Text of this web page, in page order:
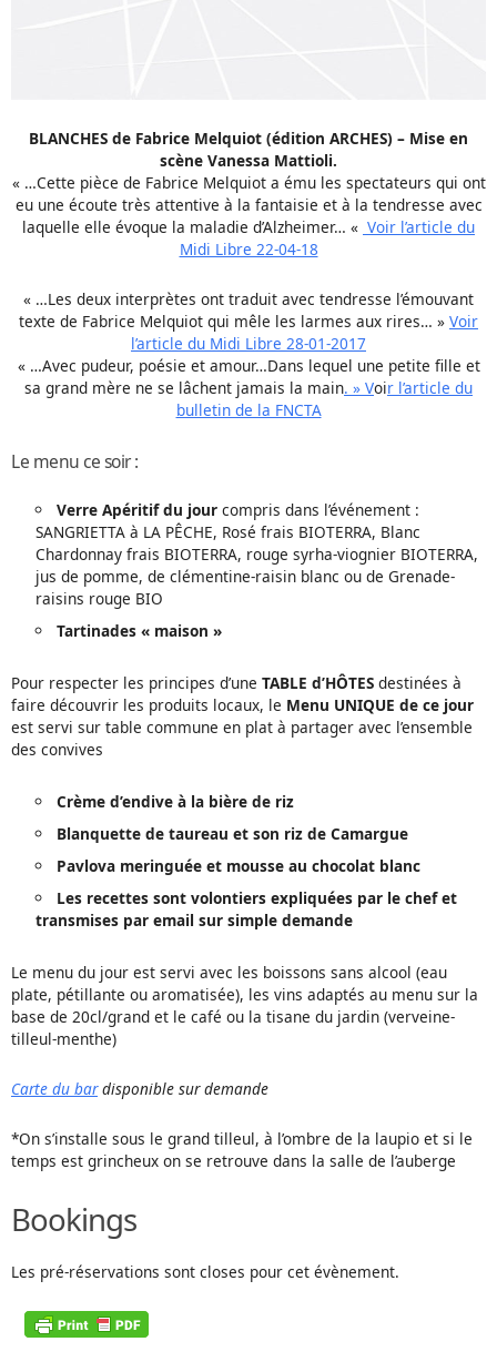
BLANCHES de Fabrice Melquiot (édition ARCHES) – Mise en
scène Vanessa Mattioli.
« …Cette pièce de Fabrice Melquiot a ému les spectateurs qui ont
eu une écoute très attentive à la fantaisie et à la tendresse avec
laquelle elle évoque la maladie d’Alzheimer… « Voir l’article du
Midi Libre 22-04-18
« …Les deux interprètes ont traduit avec tendresse l’émouvant
texte de Fabrice Melquiot qui mêle les larmes aux rires… » Voir
l’article du Midi Libre 28-01-2017
« …Avec pudeur, poésie et amour…Dans lequel une petite fille et
sa grand mère ne se lâchent jamais la main. » Voir l’article du
bulletin de la FNCTA
Le menu ce soir :
Verre Apéritif du jour compris dans l’événement :
SANGRIETTA à LA PÊCHE, Rosé frais BIOTERRA, Blanc
Chardonnay frais BIOTERRA, rouge syrha-viognier BIOTERRA,
jus de pomme, de clémentine-raisin blanc ou de Grenade-
raisins rouge BIO
Tartinades « maison »
Pour respecter les principes d’une TABLE d’HÔTES destinées à
faire découvrir les produits locaux, le Menu UNIQUE de ce jour
est servi sur table commune en plat à partager avec l’ensemble
des convives
Crème d’endive à la bière de riz
Blanquette de taureau et son riz de Camargue
Pavlova meringuée et mousse au chocolat blanc
Les recettes sont volontiers expliquées par le chef et
transmises par email sur simple demande
Le menu du jour est servi avec les boissons sans alcool (eau
plate, pétillante ou aromatisée), les vins adaptés au menu sur la
base de 20cl/grand et le café ou la tisane du jardin (verveine-
tilleul-menthe)
Carte du bardisponible sur demande
*On s’installe sous le grand tilleul, à l’ombre de la laupio et si le
temps est grincheux on se retrouve dans la salle de l’auberge
Bookings
Les pré-réservations sont closes pour cet évènement.